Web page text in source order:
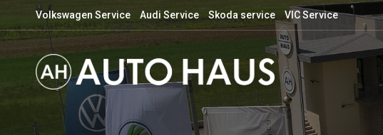
Volkswagen Service Audi Service Skoda service VIC Service